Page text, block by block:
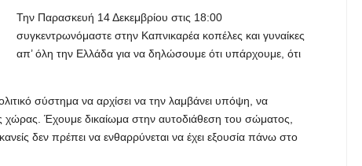
Την Παρασκευή 14 Δεκεμβρίου στις 18:00
συγκεντρωνόμαστε στην Καπνικαρέα κοπέλες και γυναίκες
απ’ όλη την Ελλάδα για να δηλώσουμε ότι υπάρχουμε, ότι
σύστημα να αρχίσει να την λαμβάνει υπόψη, να
Έχουμε δικαίωμα στην αυτοδιάθεση του σώματος,
δεν πρέπει να ενθαρρύνεται να έχει εξουσία πάνω στο